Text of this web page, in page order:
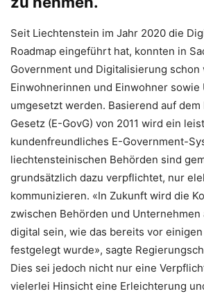
Seit Liechtenstein im Jahr 2020 die
Roadmap eingeführt hat, konnten in
Government und Digitalisierung
Einwohnerinnen und Einwohner sowie
umgesetzt werden. Basierend auf
Gesetz (E-GovG) von 2011 wird ein
kundenfreundliches E-Government-
liechtensteinischen Behörden sind
grundsätzlich dazu verpflichtet, nur
kommunizieren. «In Zukunft wird die
zwischen Behörden und
digital sein, wie das bereits vor
festgelegt wurde», sagte
Dies sei jedoch nicht nur eine
vielerlei Hinsicht eine Erleichterung